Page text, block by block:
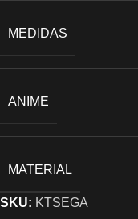
MEDIDAS
ANIME
MATERIAL
SKU: KTSEGA